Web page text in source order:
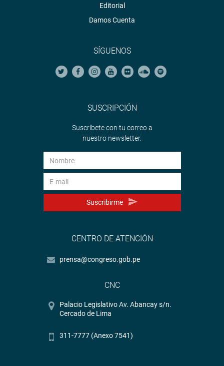
Editorial
Damos Cuenta
SÍGUENOS
SUSCRIPCIÓN
Suscríbete con tu correo a
nuestro newsletter.
Suscribirme
CENTRO DE ATENCIÓN
prensa@congreso.gob.pe
CNC
Palacio Legislativo Av. Abancay s/n.
Cercado de Lima
311-7777 (Anexo 7541)